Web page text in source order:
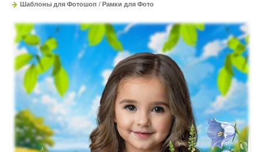
Шаблоны для Фотошоп / Рамки для Фото